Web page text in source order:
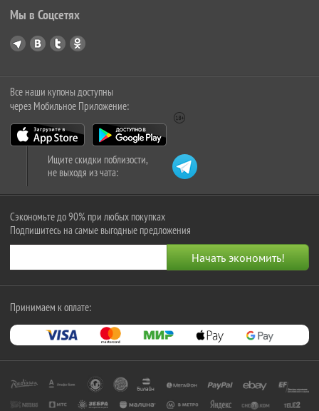
Мы в Соцсетях
Все наши купоны доступны
через Мобильное Приложение:
Ищите скидки поблизости,
не выходя из чата:
Сэкономьте до 90% при любых покупках
Подпишитесь на самые выгодные предложения
Принимаем к оплате: